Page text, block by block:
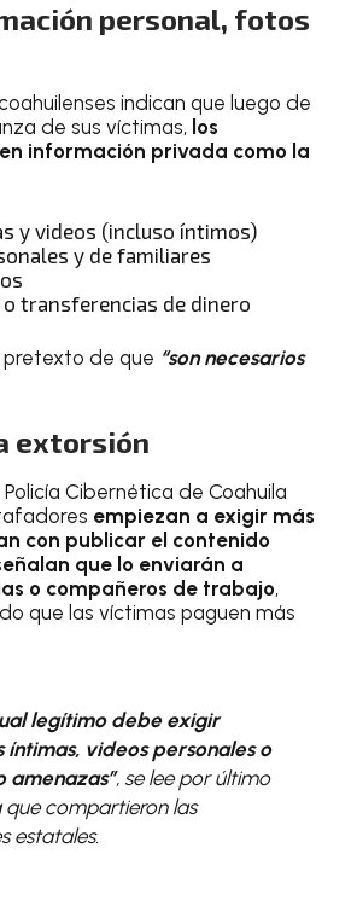
personal, fotos
indican que luego de
de sus víctimas, los
información privada como la
y videos (incluso íntimos)
y de familiares
transferencias de dinero
de que “son necesarios
extorsión
Cibernética de Coahuila
empiezan a exigir más
con publicar el contenido
que lo enviarán a
o compañeros de trabajo,
que las víctimas paguen más
legítimo debe exigir
íntimas, videos personales o
amenazas”, se lee por último
que compartieron las
estatales.